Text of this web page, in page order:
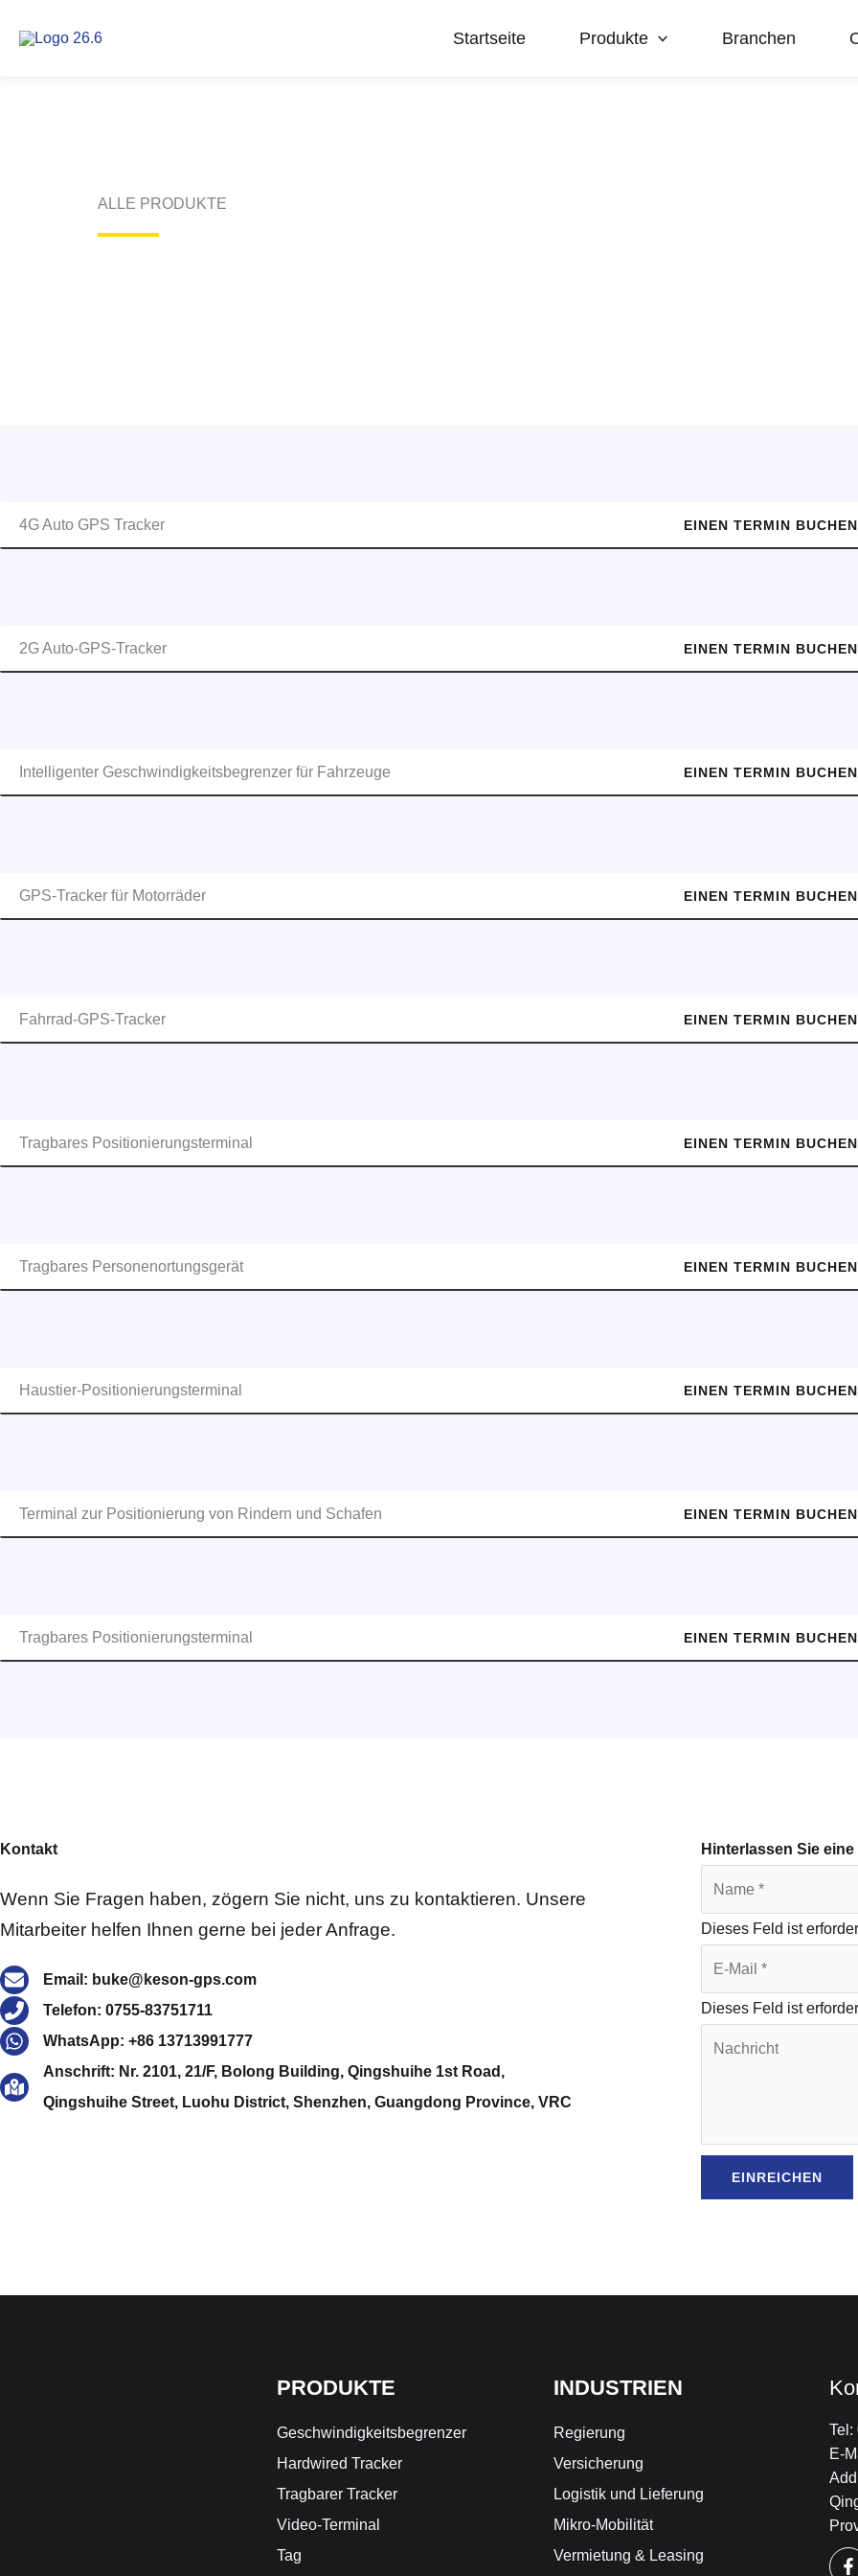
Inhalt
Startseite Produkte Branchen
ALLE PRODUKTE
4G Auto GPS Tracker EINEN TERMIN BUCHEN
2G Auto-GPS-Tracker EINEN TERMIN BUCHEN
Intelligenter Geschwindigkeitsbegrenzer für Fahrzeuge EINEN TERMIN BUCHEN
GPS-Tracker für Motorräder EINEN TERMIN BUCHEN
Fahrrad-GPS-Tracker EINEN TERMIN BUCHEN
Tragbares Positionierungsterminal EINEN TERMIN BUCHEN
Tragbares Personenortungsgerät EINEN TERMIN BUCHEN
Haustier-Positionierungsterminal EINEN TERMIN BUCHEN
Terminal zur Positionierung von Rindern und Schafen EINEN TERMIN BUCHEN
Tragbares Positionierungsterminal EINEN TERMIN BUCHEN
Kontakt
Wenn Sie Fragen haben, zögern Sie nicht, uns zu kontaktieren. Unsere
Mitarbeiter helfen Ihnen gerne bei jeder Anfrage.
Email: buke@keson-gps.com
Telefon: 0755-83751711
WhatsApp: +86 13713991777
Anschrift: Nr. 2101, 21/F, Bolong Building, Qingshuihe 1st Road,
Qingshuihe Street, Luohu District, Shenzhen, Guangdong Province, VRC
Hinterlassen Sie
Dieses Feld ist
Dieses Feld ist
EINREICHEN
PRODUKTE
Geschwindigkeitsbegrenzer
Hardwired Tracker
Tragbarer Tracker
Video-Terminal
Tag
INDUSTRIEN
Regierung
Versicherung
Logistik und Lieferung
Mikro-Mobilität
Vermietung & Leasing
Tel:
E-